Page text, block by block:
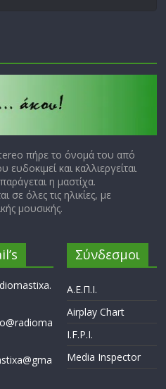
πήρε το όνομά του από
και καλλιεργείται
η μαστίχα.
όλες τις ηλικίες, με
μουσικής.
Σύνδεσμοι
Α.Ε.Π.Ι.
Airplay Chart
I.F.P.I.
Media Inspector